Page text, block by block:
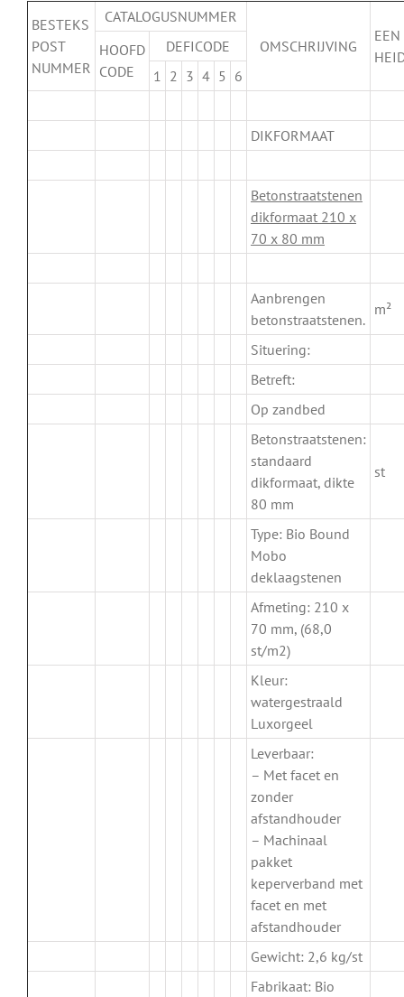
BESTEKS
POST
NUMMER
CATALOGUSNUMMER
OMSCHRIJVING
EEN
HOOFD
CODE
DEFICODE
1 2 3 4 5 6
DIKFORMAAT
Betonstraatstenen
dikformaat 210 x
70 x 80 mm
Aanbrengen
betonstraatstenen.
m²
Situering:
Betreft:
Op zandbed
Betonstraatstenen:
standaard
dikformaat, dikte
80 mm
st
Type: Bio Bound
Mobo
deklaagstenen
Afmeting: 210 x
70 mm, (68,0
st/m2)
Kleur:
watergestraald
Luxorgeel
Leverbaar:
– Met facet en
zonder
afstandhouder
– Machinaal
pakket
keperverband met
facet en met
afstandhouder
Gewicht: 2,6 kg/st
Fabrikaat: Bio